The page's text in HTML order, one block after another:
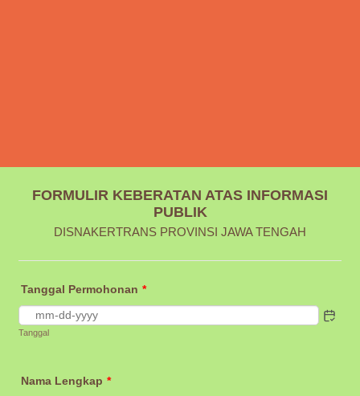
FORMULIR KEBERATAN ATAS INFORMASI
PUBLIK
DISNAKERTRANS PROVINSI JAWA TENGAH
Tanggal Permohonan *
Tanggal
Nama Lengkap *